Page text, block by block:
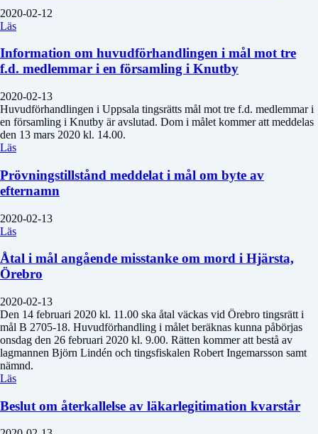
2020-02-12
Läs
Information om huvudförhandlingen i mål mot tre
f.d. medlemmar i en församling i Knutby
2020-02-13
Huvudförhandlingen i Uppsala tingsrätts mål mot tre f.d. medlemmar i
en församling i Knutby är avslutad. Dom i målet kommer att meddelas
den 13 mars 2020 kl. 14.00.
Läs
Prövningstillstånd meddelat i mål om byte av
efternamn
2020-02-13
Läs
Åtal i mål angående misstanke om mord i Hjärsta,
Örebro
2020-02-13
Den 14 februari 2020 kl. 11.00 ska åtal väckas vid Örebro tingsrätt i
mål B 2705-18. Huvudförhandling i målet beräknas kunna påbörjas
onsdag den 26 februari 2020 kl. 9.00. Rätten kommer att bestå av
lagmannen Björn Lindén och tingsfiskalen Robert Ingemarsson samt
nämnd.
Läs
Beslut om återkallelse av läkarlegitimation kvarstår